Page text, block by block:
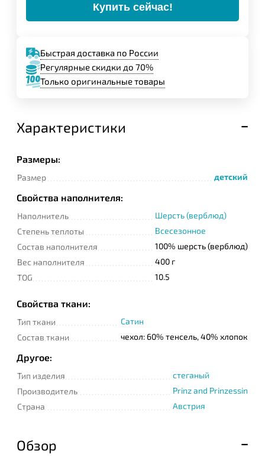
Купить сейчас!
Быстрая доставка по России
Регулярные скидки до 70%
Только оригинальные товары
Характеристики
Размеры:
Размер детский
Свойства наполнителя:
Наполнитель
Шерсть (верблюд)
Степень теплоты
Всесезонное
Состав наполнителя
100% шерсть (верблюд)
Вес наполнителя
400 г
TOG
10.5
Свойства ткани:
Тип ткани
Сатин
Состав ткани
чехол: 60% тенсель, 40% хлопок
Другое:
Тип изделия
стеганый
Производитель
Prinz and Prinzessin
Страна
Австрия
Обзор